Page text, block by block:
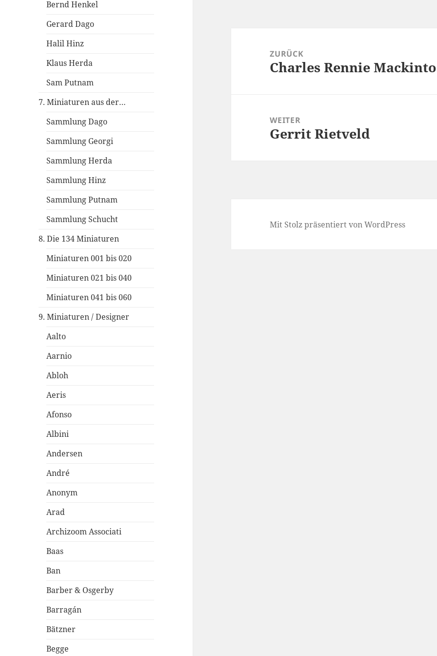
Bernd Henkel
Gerard Dago
Halil Hinz
Klaus Herda
Sam Putnam
7. Miniaturen aus der…
Sammlung Dago
Sammlung Georgi
Sammlung Herda
Sammlung Hinz
Sammlung Putnam
Sammlung Schucht
8. Die 134 Miniaturen
Miniaturen 001 bis 020
Miniaturen 021 bis 040
Miniaturen 041 bis 060
9. Miniaturen / Designer
Aalto
Aarnio
Abloh
Aeris
Afonso
Albini
Andersen
André
Anonym
Arad
Archizoom Associati
Baas
Ban
Barber & Osgerby
Barragán
Bätzner
Begge
ZURÜCK
Vorheriger
Charles Rennie
WEITER
Nächster
Gerrit Rietveld
Mit Stolz präsentiert von WordPress